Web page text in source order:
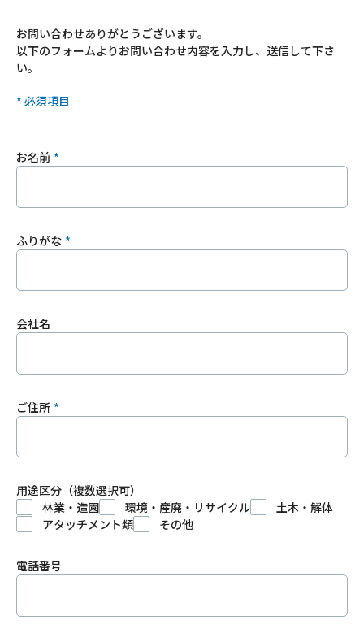
お問い合わせありがとうございます。
以下のフォームよりお問い合わせ内容を入力し、送信して下さ
い。
* 必須項目
お名前
ふりがな
会社名
ご住所
用途区分（複数選択可）
林業・造園
環境・産廃・リサイクル
土木・解体
アタッチメント類
その他
電話番号